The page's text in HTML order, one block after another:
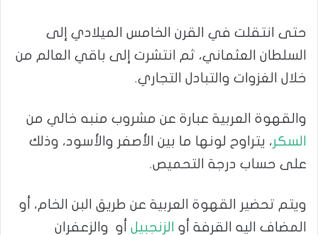
حتى انتقلت في القرن الخامس الميلادي إلى
السلطان العثماني، ثم انتشرت إلى باقي العالم من
خلال الغزوات والتبادل التجاري.
والقهوة العربية عبارة عن مشروب منبه خالي من
السكر، يتراوح لونها ما بين الأصفر والأسود، وذلك
على حساب درجة التحميص.
ويتم تحضير القهوة العربية عن طريق البن الخام، أو
المضاف اليه القرفة أو الزنجبيل أو والزعفران